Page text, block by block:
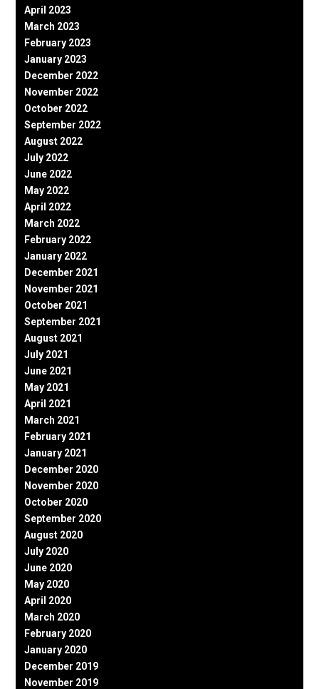
April 2023
March 2023
February 2023
January 2023
December 2022
November 2022
October 2022
September 2022
August 2022
July 2022
June 2022
May 2022
April 2022
March 2022
February 2022
January 2022
December 2021
November 2021
October 2021
September 2021
August 2021
July 2021
June 2021
May 2021
April 2021
March 2021
February 2021
January 2021
December 2020
November 2020
October 2020
September 2020
August 2020
July 2020
June 2020
May 2020
April 2020
March 2020
February 2020
January 2020
December 2019
November 2019